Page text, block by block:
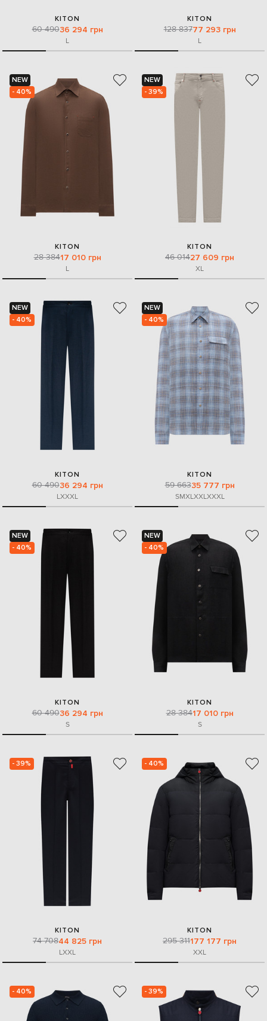
KITON
60 49036 294 грн
L
KITON
128 83777 293 грн
L
NEW
- 40%
KITON
28 38417 010 грн
L
NEW
- 39%
KITON
46 01427 609 грн
XL
NEW
- 40%
KITON
60 49036 294 грн
LXXXL
NEW
- 40%
KITON
59 66335 777 грн
SMXLXXLXXXL
NEW
- 40%
KITON
60 49036 294 грн
S
NEW
- 40%
KITON
28 38417 010 грн
S
- 39%
KITON
74 70844 825 грн
LXXL
- 40%
KITON
295 311177 177 грн
XXL
- 40% - 39%